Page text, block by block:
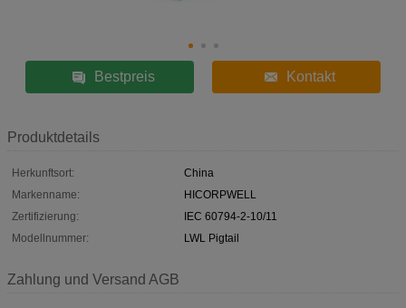
Bestpreis Kontakt
Produktdetails
Herkunftsort:
China
Markenname:
HICORPWELL
Zertifizierung:
IEC 60794-2-10/11
Modellnummer:
LWL Pigtail
Zahlung und Versand AGB